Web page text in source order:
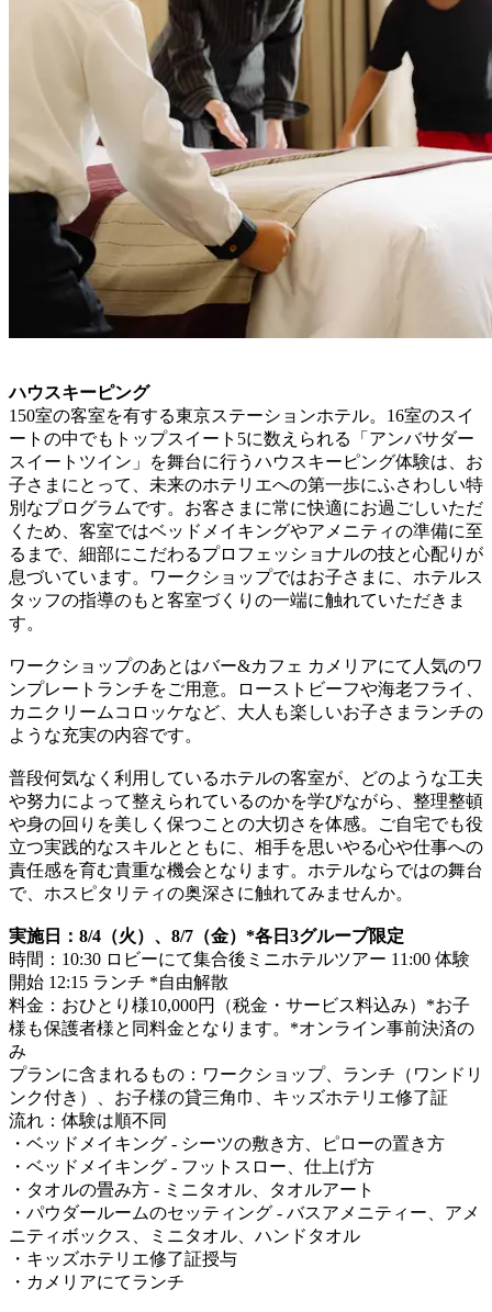
ハウスキーピング
150室の客室を有する東京ステーションホテル。16室のスイ
ートの中でもトップスイート5に数えられる「アンバサダー
スイートツイン」を舞台に行うハウスキーピング体験は、お
子さまにとって、未来のホテリエへの第一歩にふさわしい特
別なプログラムです。お客さまに常に快適にお過ごしいただ
くため、客室ではベッドメイキングやアメニティの準備に至
るまで、細部にこだわるプロフェッショナルの技と心配りが
息づいています。ワークショップではお子さまに、ホテルス
タッフの指導のもと客室づくりの一端に触れていただきま
す。
ワークショップのあとはバー&カフェ カメリアにて人気のワ
ンプレートランチをご用意。ローストビーフや海老フライ、
カニクリームコロッケなど、大人も楽しいお子さまランチの
ような充実の内容です。
普段何気なく利用しているホテルの客室が、どのような工夫
や努力によって整えられているのかを学びながら、整理整頓
や身の回りを美しく保つことの大切さを体感。ご自宅でも役
立つ実践的なスキルとともに、相手を思いやる心や仕事への
責任感を育む貴重な機会となります。ホテルならではの舞台
で、ホスピタリティの奥深さに触れてみませんか。
実施日：8/4（火）、8/7（金）*各日3グループ限定
時間：10:30 ロビーにて集合後ミニホテルツアー 11:00 体験
開始 12:15 ランチ *自由解散
料金：おひとり様10,000円（税金・サービス料込み）*お子
様も保護者様と同料金となります。*オンライン事前決済の
み
プランに含まれるもの：ワークショップ、ランチ（ワンドリ
ンク付き）、お子様の貸三角巾、キッズホテリエ修了証
流れ：体験は順不同
・ベッドメイキング - シーツの敷き方、ピローの置き方
・ベッドメイキング - フットスロー、仕上げ方
・タオルの畳み方 - ミニタオル、タオルアート
・パウダールームのセッティング - バスアメニティー、アメ
ニティボックス、ミニタオル、ハンドタオル
・キッズホテリエ修了証授与
・カメリアにてランチ